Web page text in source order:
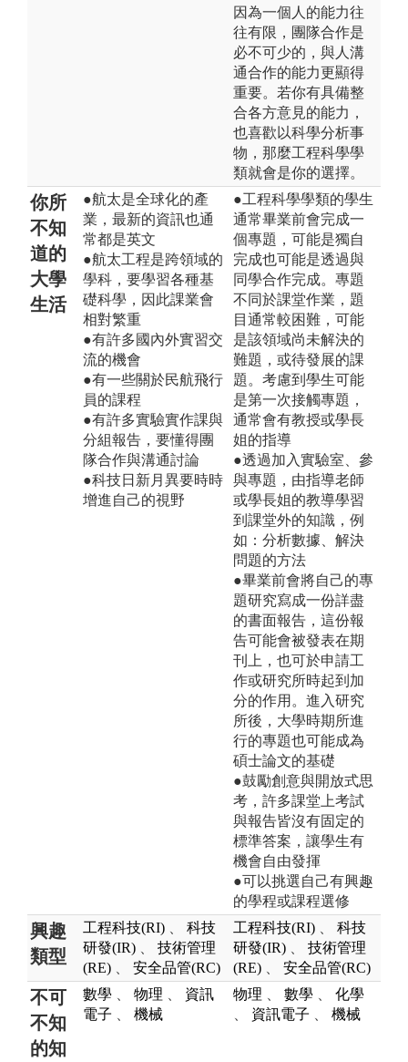
因為一個人的能力往
往有限，團隊合作是
必不可少的，與人溝
通合作的能力更顯得
重要。若你有具備整
合各方意見的能力，
也喜歡以科學分析事
物，那麼工程科學學
類就會是你的選擇。
你所
不知
道的
大學
生活
●航太是全球化的產
業，最新的資訊也通
常都是英文
●航太工程是跨領域的
學科，要學習各種基
礎科學，因此課業會
相對繁重
●有許多國內外實習交
流的機會
●有一些關於民航飛行
員的課程
●有許多實驗實作課與
分組報告，要懂得團
隊合作與溝通討論
●科技日新月異要時時
增進自己的視野
●工程科學學類的學生
通常畢業前會完成一
個專題，可能是獨自
完成也可能是透過與
同學合作完成。專題
不同於課堂作業，題
目通常較困難，可能
是該領域尚未解決的
難題，或待發展的課
題。考慮到學生可能
是第一次接觸專題，
通常會有教授或學長
姐的指導
●透過加入實驗室、參
與專題，由指導老師
或學長姐的教導學習
到課堂外的知識，例
如：分析數據、解決
問題的方法
●畢業前會將自己的專
題研究寫成一份詳盡
的書面報告，這份報
告可能會被發表在期
刊上，也可於申請工
作或研究所時起到加
分的作用。進入研究
所後，大學時期所進
行的專題也可能成為
碩士論文的基礎
●鼓勵創意與開放式思
考，許多課堂上考試
與報告皆沒有固定的
標準答案，讓學生有
機會自由發揮
●可以挑選自己有興趣
的學程或課程選修
興趣
類型
工程科技(RI)
科技
研發(IR)
技術管理
(RE)
安全品管(RC)
工程科技(RI)
科技
研發(IR)
技術管理
(RE)
安全品管(RC)
不可
不知
的知
數學 物理
資訊
電子
機械
物理 數學
化學
資訊電子 機械